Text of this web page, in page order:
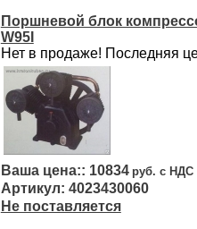
Поршневой блок
W95I
Нет в продаже! Последняя
10834
4023430060
Не поставляется